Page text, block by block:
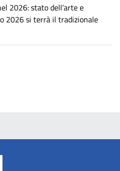
2026: stato dell’arte e
2026 si terrà il tradizionale